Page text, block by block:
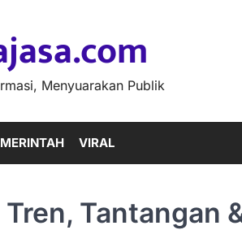
Menyuarakan Publik
VIRAL
Tantangan